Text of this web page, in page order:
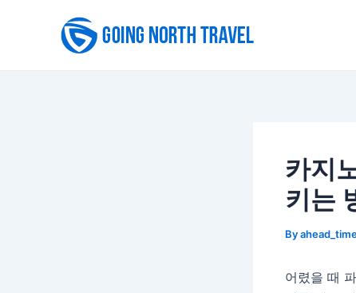
카지
키는
By
어렸을 때